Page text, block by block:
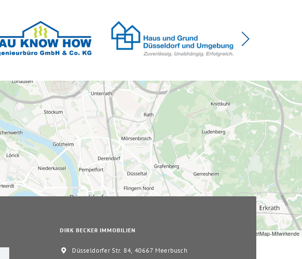
© OpenStreetMap-Mitwirkende
DIRK BECKER IMMOBILIEN
Düsseldorfer Str. 84, 40667 Meerbusch